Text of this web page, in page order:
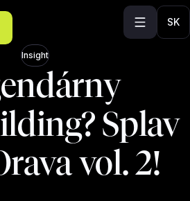
SK
Insight
Splav
vol. 2!